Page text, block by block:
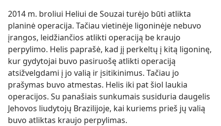
2014 m. broliui Heliui de Souzai turėjo būti atlikta
planinė operacija. Tačiau vietinėje ligoninėje nebuvo
įrangos, leidžiančios atlikti operaciją be kraujo
perpylimo. Helis paprašė, kad jį perkeltų į kitą ligoninę,
kur gydytojai buvo pasiruošę atlikti operaciją
atsižvelgdami į jo valią ir įsitikinimus. Tačiau jo
prašymas buvo atmestas. Helis iki pat šiol laukia
operacijos. Su panašiais sunkumais susiduria daugelis
Jehovos liudytojų Brazilijoje, kai kuriems prieš jų valią
buvo atliktas kraujo perpylimas.